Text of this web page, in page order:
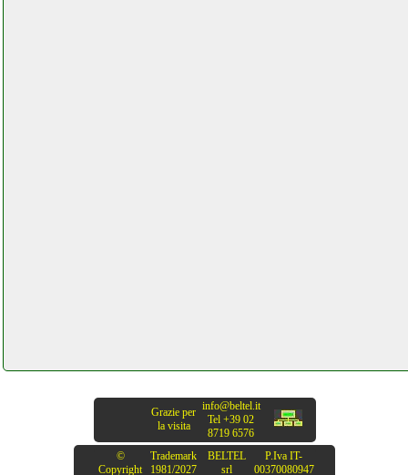
Grazie per
la visita
info@beltel.it
Tel +39 02
8719 6576
©
Copyright
Trademark
1981/2027
BELTEL
srl
P.Iva IT-
00370080947